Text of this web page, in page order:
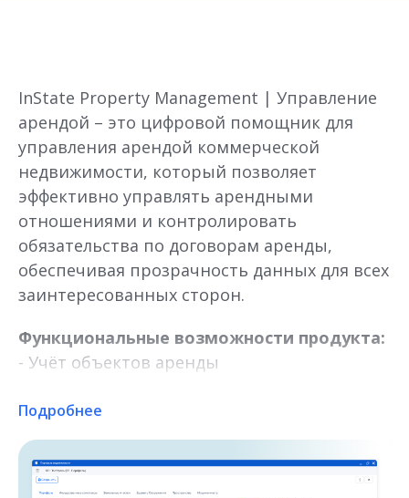
InState Property Management | Управление
арендой – это цифровой помощник для
управления арендой коммерческой
недвижимости, который позволяет
эффективно управлять арендными
отношениями и контролировать
обязательства по договорам аренды,
обеспечивая прозрачность данных для всех
заинтересованных сторон.
Функциональные возможности продукта:
- Учёт объектов аренды
- Ведение сделок по аренде
- Конструктор договоров аренды
- Отслеживание событий по договорам
- Контроль дебиторской задолженности
Подробнее